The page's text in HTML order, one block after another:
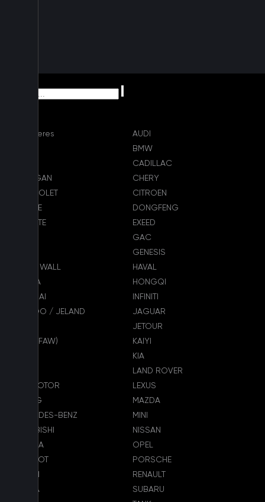
AITO Seres
AUDI
BMW
CADILLAC
CHANGAN
CHERY
CHEVROLET
CITROEN
DODGE
DONGFENG
EVOLUTE
EXEED
GAC
GENESIS
GREAT WALL
HAVAL
HONDA
HONGQI
HYUNDAI
INFINITI
JAECOO / JELAND
JAGUAR
JETOUR
JETTA (FAW)
KAIYI
KIA
LAND ROVER
LEAPMOTOR
LEXUS
LIXIANG
MAZDA
MERCEDES-BENZ
MINI
MITSUBISHI
NISSAN
OMODA
OPEL
PEUGEOT
PORSCHE
RENAULT
SKODA
SUBARU